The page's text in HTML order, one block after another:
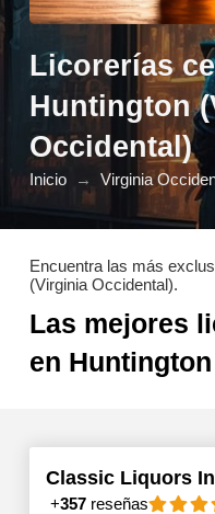
Licorerías
Huntington
Occidental)
Inicio → Virginia
Encuentra las más
(Virginia Occidental).
Las mejores
en Huntington
Classic Liquors
+357reseñas